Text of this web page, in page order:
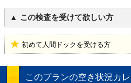
この検査を受けて欲しい方
初めて人間ドックを受ける方
このプランの空き状況カ